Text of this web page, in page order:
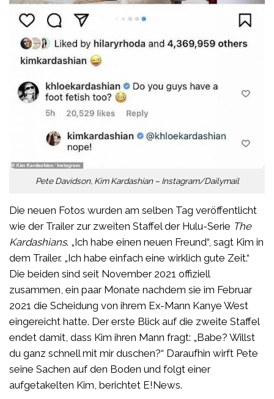
Pete Davidson, Kim Kardashian – Instagram/Dailymail
Die neuen Fotos wurden am selben Tag veröffentlicht
wie der Trailer zur zweiten Staffel der Hulu-Serie The
Kardashians. „Ich habe einen neuen Freund“, sagt Kim in
dem Trailer. „Ich habe einfach eine wirklich gute Zeit.“
Die beiden sind seit November 2021 offiziell
zusammen, ein paar Monate nachdem sie im Februar
2021 die Scheidung von ihrem Ex-Mann Kanye West
eingereicht hatte. Der erste Blick auf die zweite Staffel
endet damit, dass Kim ihren Mann fragt: „Babe? Willst
du ganz schnell mit mir duschen?“ Daraufhin wirft Pete
seine Sachen auf den Boden und folgt einer
aufgetakelten Kim, berichtet E!News.